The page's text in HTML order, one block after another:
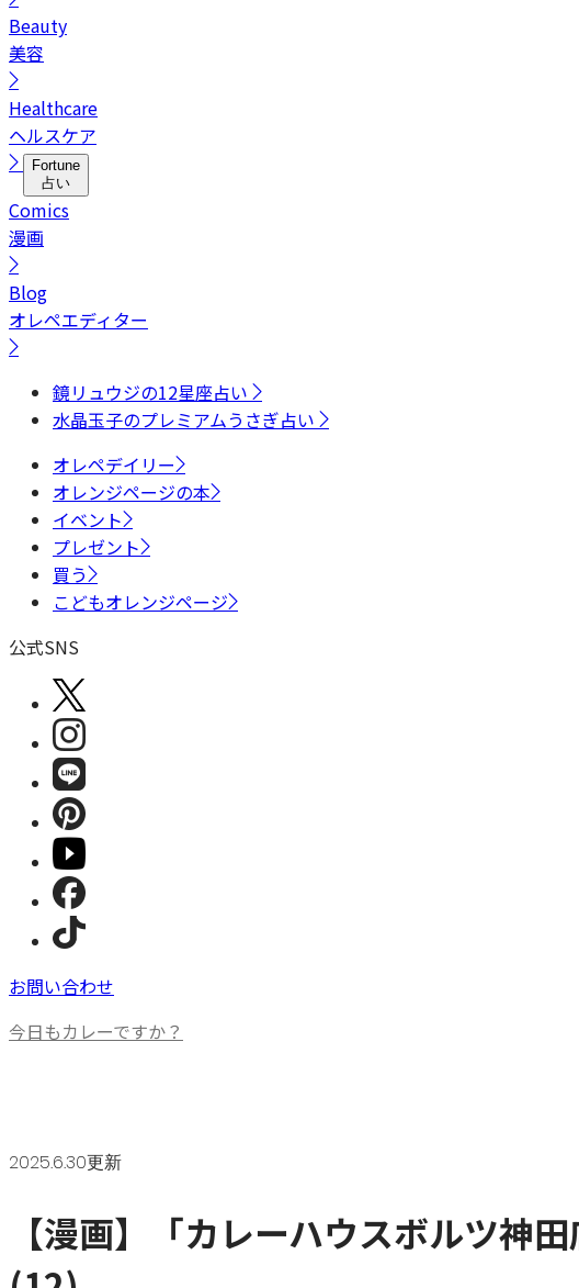
Beauty
美容
Healthcare
ヘルスケア
Fortune
占い
Comics
漫画
Blog
オレペエディター
鏡リュウジの12星座占い
水晶玉子のプレミアムうさぎ占い
オレペデイリー
オレンジページの本
イベント
プレゼント
買う
こどもオレンジページ
公式SNS
お問い合わせ
今日もカレーですか？
2025.6.30更新
【漫画】「カレーハウスボルツ神